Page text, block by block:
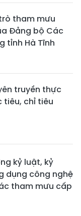
tham mưu
Đảng bộ Các
tỉnh Hà Tĩnh
truyền thực
tiêu, chỉ tiêu
kỷ luật, kỷ
dụng công nghệ
tham mưu cấp